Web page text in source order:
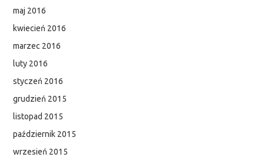
maj 2016
kwiecień 2016
marzec 2016
luty 2016
styczeń 2016
grudzień 2015
listopad 2015
październik 2015
wrzesień 2015